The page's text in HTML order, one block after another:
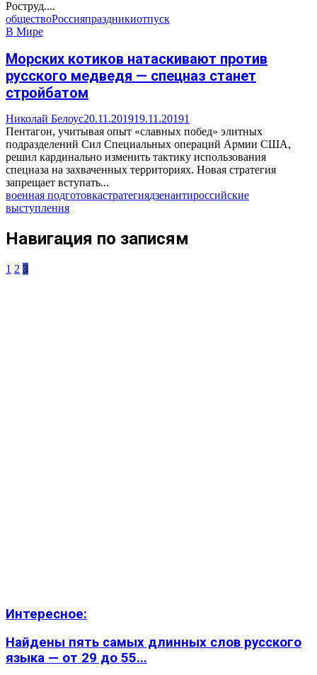
Роструд....
обществоРоссияпраздникиотпуск
В Мире
Морских котиков натаскивают против
русского медведя — спецназ станет
стройбатом
Николай Белоус20.11.201919.11.20191
Пентагон, учитывая опыт «славных побед» элитных
подразделений Сил Специальных операций Армии США,
решил кардинально изменить тактику использования
спецназа на захваченных территориях. Новая стратегия
запрещает вступать...
военная подготовкастратегиядзенантироссийские
выступления
Навигация по записям
1 2 3
Интересное:
Найдены пять самых длинных слов русского
языка — от 29 до 55...